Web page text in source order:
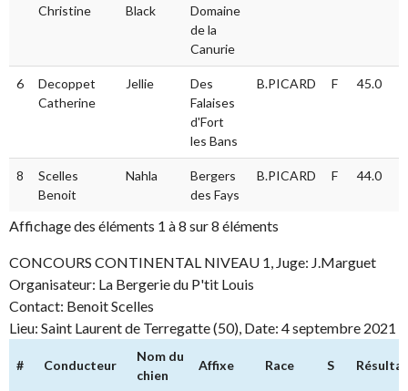
Christine
Black
Domaine
de la
Canurie
6
Decoppet
Catherine
Jellie
Des
Falaises
d'Fort
les Bans
B.PICARD F 45.0
8
Scelles
Benoit
Nahla
Bergers
des Fays
B.PICARD F 44.0
Affichage des éléments 1 à 8 sur 8 éléments
CONCOURS CONTINENTAL NIVEAU 1, Juge: J.Marguet
Organisateur: La Bergerie du P'tit Louis
Contact: Benoit Scelles
Lieu: Saint Laurent de Terregatte (50), Date: 4 septembre 2021
# Conducteur
Nom du
chien
Affixe Race S Résultat